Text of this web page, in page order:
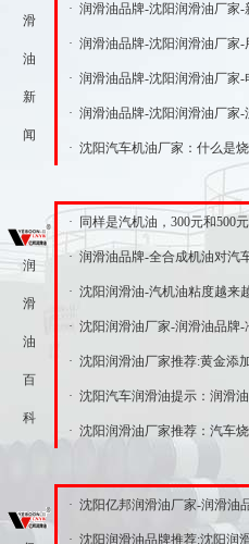
滑
油
新
闻
· 润滑油品牌-沈阳润滑油厂家
· 润滑油品牌-沈阳润滑油厂家
· 润滑油品牌-沈阳润滑油厂家
· 润滑油品牌-沈阳润滑油厂家
· 沈阳汽车机油厂家：什么是
润
滑
油
百
科
· 同样是汽机油，300元和500
· 润滑油品牌-全合成机油对汽
· 沈阳润滑油-汽机油粘度越来
· 沈阳润滑油厂家-润滑油品牌
· 沈阳润滑油厂家推荐:黄金添
· 沈阳汽车润滑油提示：润滑
· 沈阳润滑油厂家推荐：汽车
· 沈阳亿邦润滑油厂家-润滑油
· 沈阳润滑油品牌推荐:沈阳润